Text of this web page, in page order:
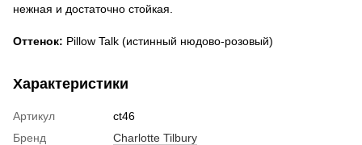
нежная и достаточно стойкая.
Оттенок: Pillow Talk (истинный нюдово-розовый)
Характеристики
Артикул
ct46
Бренд
Charlotte Tilbury